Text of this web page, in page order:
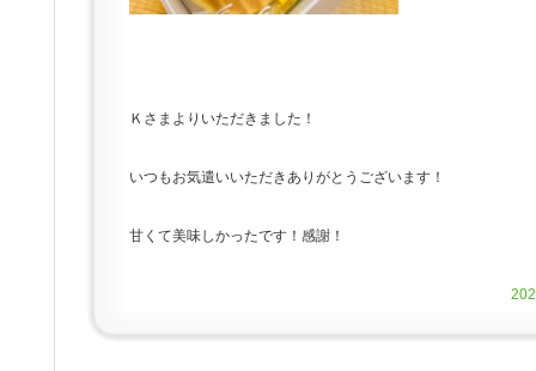
Ｋさまよりいただきました！
いつもお気遣いいただきありがとうございます！
甘くて美味しかったです！感謝！